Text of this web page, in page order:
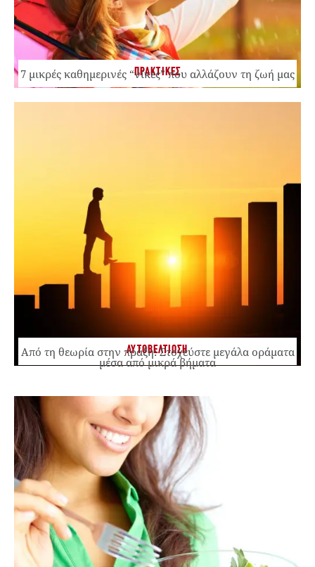
ΠΡΑΚΤΙΚΕΣ
7 μικρές καθημερινές “νίκες” που αλλάζουν τη ζωή μας
ΑΥΤΟΒΕΛΤΙΩΣΗ
Από τη θεωρία στην πράξη: Στοχεύστε μεγάλα οράματα
μέσα από μικρά βήματα